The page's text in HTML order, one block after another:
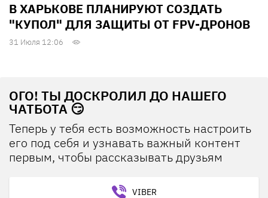
В ХАРЬКОВЕ ПЛАНИРУЮТ СОЗДАТЬ
"КУПОЛ" ДЛЯ ЗАЩИТЫ ОТ FPV-ДРОНОВ
31 Июля 12:06
ОГО! ТЫ ДОСКРОЛИЛ ДО НАШЕГО
ЧАТБОТА 😏
Теперь у тебя есть возможность настроить
его под себя и узнавать важный контент
первым, чтобы рассказывать друзьям
VIBER